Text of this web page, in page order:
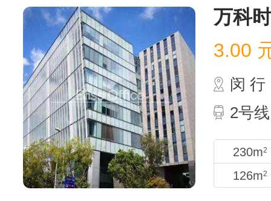
万科
3.00
闵 行
2号
230m2
126m2